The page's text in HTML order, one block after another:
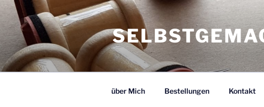
Zum
Inhalt
springen
über Mich Bestellungen Kontakt